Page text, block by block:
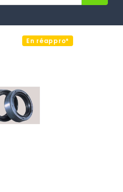
En réappro*